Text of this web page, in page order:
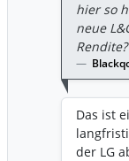
hier so
neue
Rendite?
Das ist
der LG